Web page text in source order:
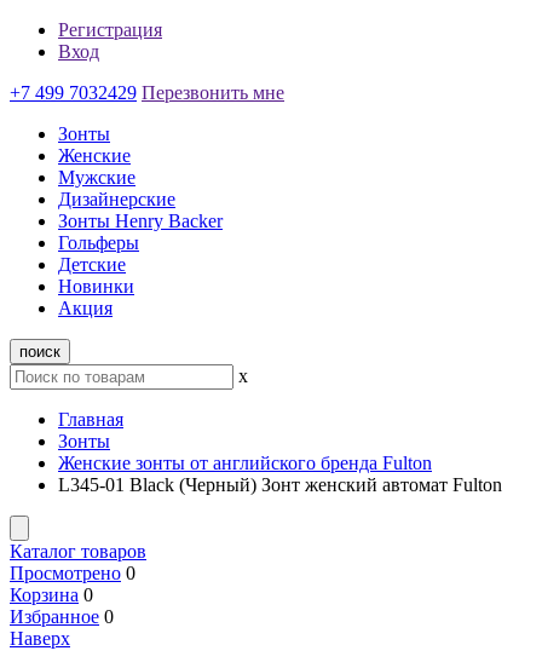
Регистрация
Вход
+7 499 7032429 Перезвонить мне
Зонты
Женские
Мужские
Дизайнерские
Зонты Henry Backer
Гольферы
Детские
Новинки
Акция
поиск
x
Главная
Зонты
Женские зонты от английского бренда Fulton
L345-01 Black (Черный) Зонт женский автомат Fulton
Каталог товаров
Просмотрено 0
Корзина 0
Избранное 0
Наверх